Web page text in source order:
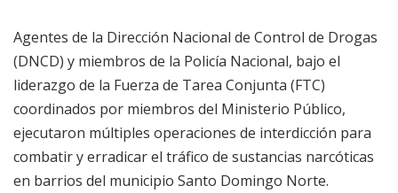
Agentes de la Dirección Nacional de Control de Drogas
(DNCD) y miembros de la Policía Nacional, bajo el
liderazgo de la Fuerza de Tarea Conjunta (FTC)
coordinados por miembros del Ministerio Público,
ejecutaron múltiples operaciones de interdicción para
combatir y erradicar el tráfico de sustancias narcóticas
en barrios del municipio Santo Domingo Norte.